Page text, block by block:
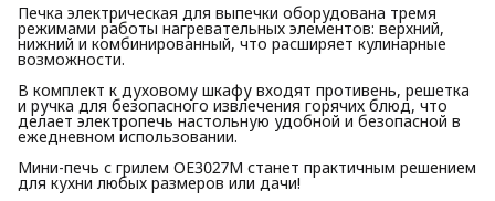
Печка электрическая для выпечки оборудована тремя
режимами работы нагревательных элементов: верхний,
нижний и комбинированный, что расширяет кулинарные
возможности.
В комплект к духовому шкафу входят противень, решетка
и ручка для безопасного извлечения горячих блюд, что
делает электропечь настольную удобной и безопасной в
ежедневном использовании.
Мини-печь с грилем OE3027M станет практичным решением
для кухни любых размеров или дачи!